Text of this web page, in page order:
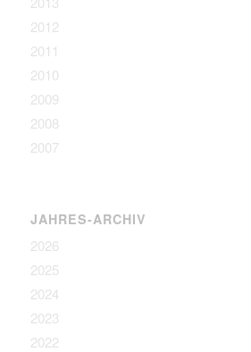
2012
2011
2010
2009
2008
2007
JAHRES-ARCHIV
2026
2025
2024
2023
2022